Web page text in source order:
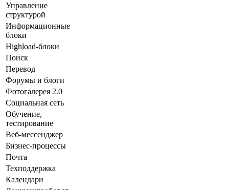
Управление
структурой
Информационные
блоки
Highload-блоки
Поиск
Перевод
Форумы и блоги
Фотогалерея 2.0
Социальная сеть
Обучение,
тестирование
Веб-мессенджер
Бизнес-процессы
Почта
Техподдержка
Календари